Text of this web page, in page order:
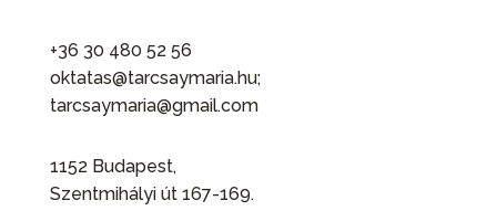
+36 30 480 52 56
oktatas@tarcsaymaria.hu;
tarcsaymaria@gmail.com
1152 Budapest,
Szentmihályi út 167-169.